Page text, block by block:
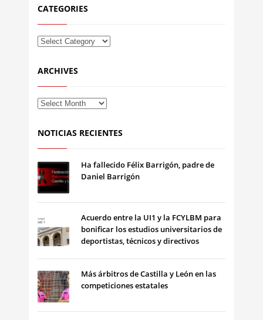
CATEGORIES
ARCHIVES
NOTICIAS RECIENTES
Ha fallecido Félix Barrigón, padre de
Daniel Barrigón
Acuerdo entre la UI1 y la FCYLBM para
bonificar los estudios universitarios de
deportistas, técnicos y directivos
Más árbitros de Castilla y León en las
competiciones estatales